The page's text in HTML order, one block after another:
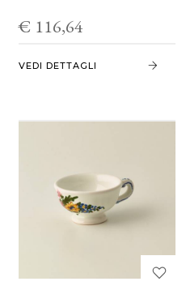
€ 116,64
VEDI DETTAGLI